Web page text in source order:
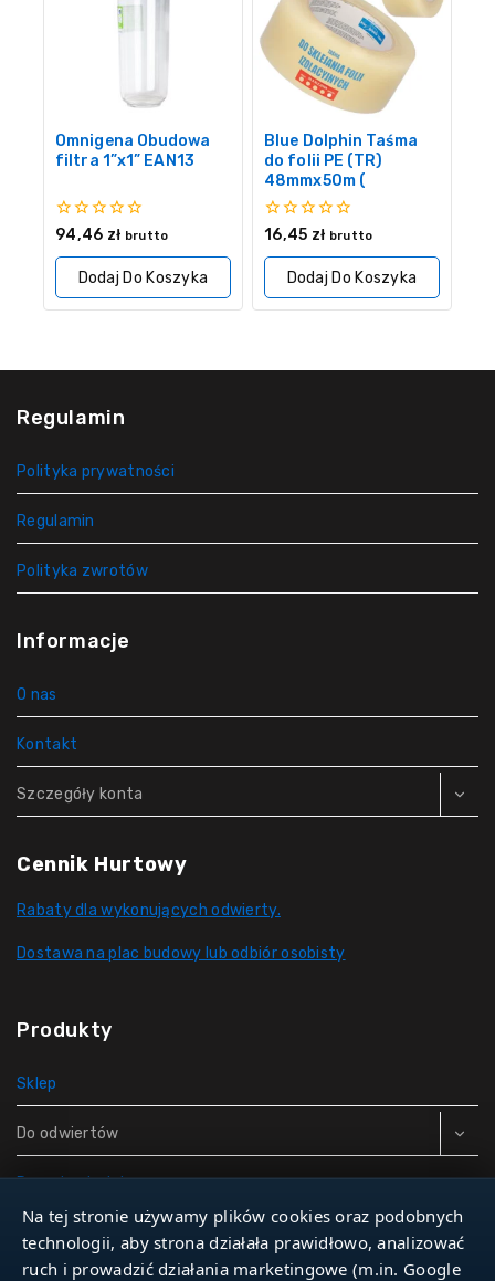
Omnigena Obudowa
filtra 1”x1” EAN13
0
5
94,46 zł brutto
Dodaj Do Koszyka
Blue Dolphin Taśma
do folii PE (TR)
48mmx50m (
0
5
16,45 zł brutto
Dodaj Do Koszyka
Regulamin
Polityka prywatności
Regulamin
Polityka zwrotów
Informacje
O nas
Kontakt
Szczegóły konta
Cennik Hurtowy
Rabaty dla wykonujących odwierty.
Dostawa na plac budowy lub odbiór osobisty
Produkty
Sklep
Do odwiertów
Rury do studni
Zbiorniki hydroforowe
Na tej stronie używamy plików cookies oraz podobnych
technologii, aby strona działała prawidłowo, analizować
ruch i prowadzić działania marketingowe (m.in. Google